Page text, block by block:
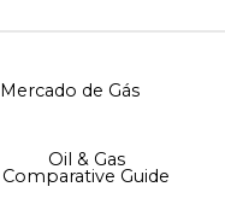
Mercado de Gás
Oil & Gas
Comparative Guide